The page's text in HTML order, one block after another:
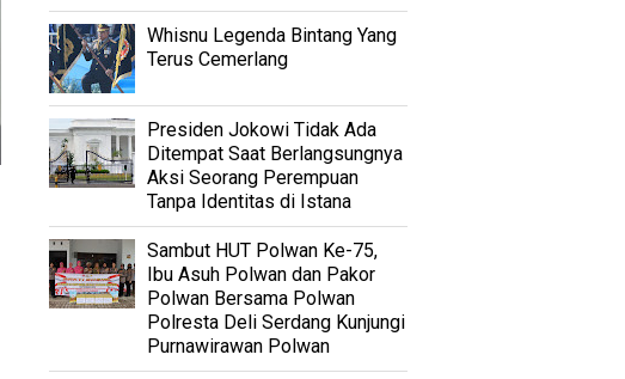
Whisnu Legenda Bintang Yang
Terus Cemerlang
Presiden Jokowi Tidak Ada
Ditempat Saat Berlangsungnya
Aksi Seorang Perempuan
Tanpa Identitas di Istana
Sambut HUT Polwan Ke-75,
Ibu Asuh Polwan dan Pakor
Polwan Bersama Polwan
Polresta Deli Serdang Kunjungi
Purnawirawan Polwan